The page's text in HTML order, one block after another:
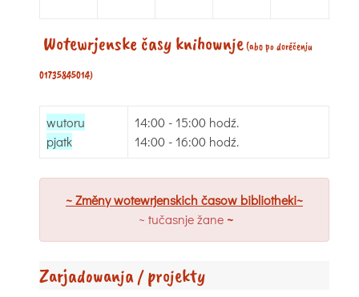
Wotewrjenske časy knihownje(abo po dorěčenju
01735845014)
wutoru
pjatk
14:00 - 15:00 hodź.
14:00 - 16:00 hodź.
~ Změny wotewrjenskich časow bibliotheki~
~ tučasnje žane ~
Zarjadowanja / projekty